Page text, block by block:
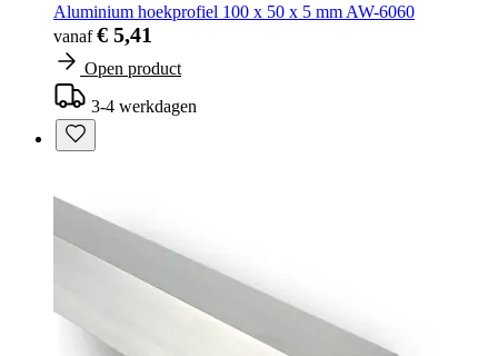
Aluminium hoekprofiel 100 x 50 x 5 mm AW-6060
vanaf€ 5,41
Open product
3-4 werkdagen